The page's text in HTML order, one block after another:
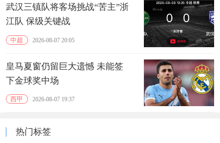
武汉三镇队将客场挑战“苦主”浙
江队 保级关键战
中超 2026-08-07 20:05
皇马夏窗仍留巨大遗憾 未能签
下金球奖中场
西甲 2026-08-07 19:37
热门标签